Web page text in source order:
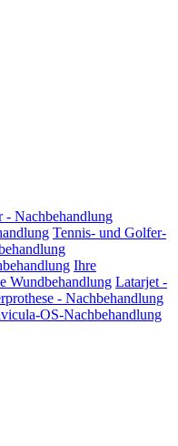
- Nachbehandlung
Tennis- und Golfer-
Ihre
Wundbehandlung Latarjet -
- Nachbehandlung
OS-Nachbehandlung